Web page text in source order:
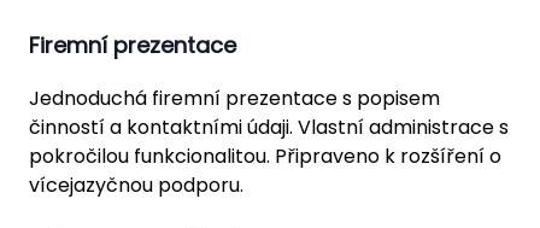
Firemní prezentace
Jednoduchá firemní prezentace s popisem
činností a kontaktními údaji. Vlastní administrace s
pokročilou funkcionalitou. Připraveno k rozšíření o
vícejazyčnou podporu.